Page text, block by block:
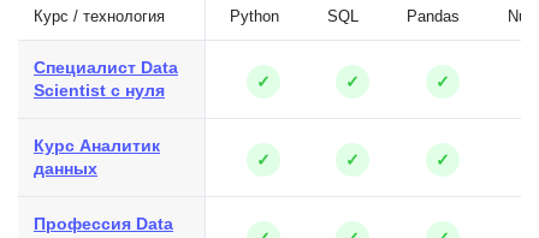
Курс / технология Python SQL Pandas
Специалист Data
Scientist с нуля
✓ ✓ ✓
Курс Аналитик
данных
✓ ✓ ✓
Профессия Data